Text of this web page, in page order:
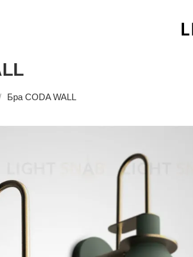
Бра CODA WALL